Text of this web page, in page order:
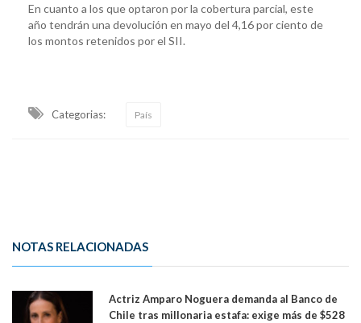
En cuanto a los que optaron por la cobertura parcial, este
año tendrán una devolución en mayo del 4,16 por ciento de
los montos retenidos por el SII.
Categorias: País
NOTAS RELACIONADAS
Actriz Amparo Noguera demanda al Banco de
Chile tras millonaria estafa: exige más de $528